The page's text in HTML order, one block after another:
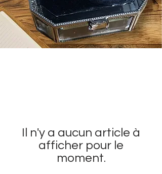
Il n'y a aucun article à
afficher pour le
moment.